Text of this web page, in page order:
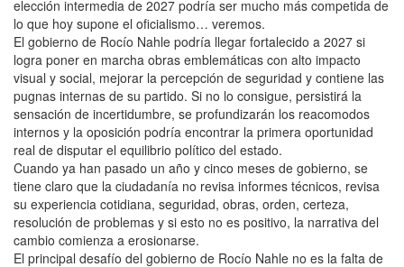
elección intermedia de 2027 podría ser mucho más competida de
lo que hoy supone el oficialismo… veremos.
El gobierno de Rocío Nahle podría llegar fortalecido a 2027 si
logra poner en marcha obras emblemáticas con alto impacto
visual y social, mejorar la percepción de seguridad y contiene las
pugnas internas de su partido. Si no lo consigue, persistirá la
sensación de incertidumbre, se profundizarán los reacomodos
internos y la oposición podría encontrar la primera oportunidad
real de disputar el equilibrio político del estado.
Cuando ya han pasado un año y cinco meses de gobierno, se
tiene claro que la ciudadanía no revisa informes técnicos, revisa
su experiencia cotidiana, seguridad, obras, orden, certeza,
resolución de problemas y si esto no es positivo, la narrativa del
cambio comienza a erosionarse.
El principal desafío del gobierno de Rocío Nahle no es la falta de